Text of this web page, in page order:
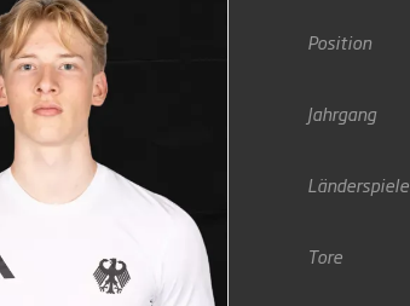
Position
Jahrgang
Länderspiele
Tore